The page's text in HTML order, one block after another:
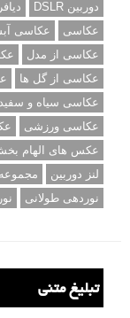
دوربین DSLR
عکاسی
عکاسی
عکاسی از مدل
عکاسی از گل ها
عکاسی سیاه و سفید
عکاسی ورزشی
عکس های الهام
لنز دوربین
نوردهی طولانی
تبلیغ متنی